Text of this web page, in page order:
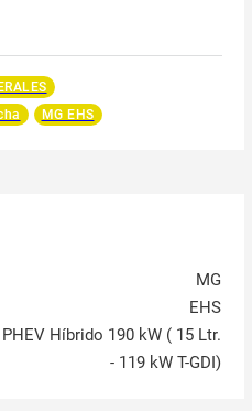
MG EHS
MG
EHS
Híbrido 190 kW ( 15 Ltr.
- 119 kW T-GDI)